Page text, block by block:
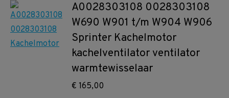
A0028303108 0028303108
W690 W901 t/m W904 W906
Sprinter Kachelmotor
kachelventilator ventilator
warmtewisselaar
€ 165,00